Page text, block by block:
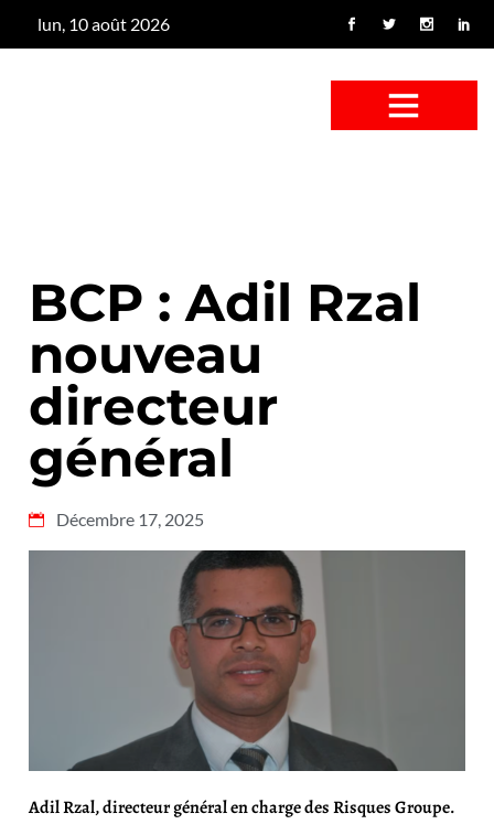
lun, 10 août 2026
BCP : Adil Rzal
nouveau
directeur
général
Décembre 17, 2025
Adil Rzal, directeur général en charge des Risques Groupe.